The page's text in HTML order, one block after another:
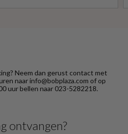
Neem dan gerust contact met
naar info@bobplaza.com of op
uur bellen naar 023-5282218.
ontvangen?